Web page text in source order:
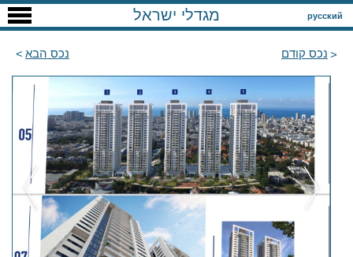
русский מגדלי ישראל
נכס קודם נכס הבא